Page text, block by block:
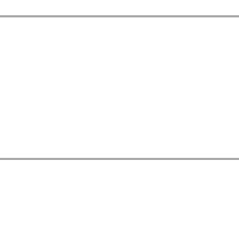
und Karjakin spielen die
e6 6.c3 Ld6 7.Lg3 0-0 8.Ld3
Mit Videofeedback
(Ausgangsstellung –